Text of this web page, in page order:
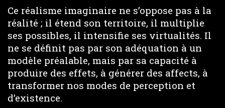
Ce réalisme imaginaire ne s’oppose pas à la
réalité ; il étend son territoire, il multiplie
ses possibles, il intensifie ses virtualités. Il
ne se définit pas par son adéquation à un
modèle préalable, mais par sa capacité à
produire des effets, à générer des affects, à
transformer nos modes de perception et
d’existence.